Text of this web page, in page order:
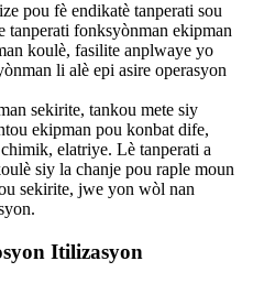
pou fè endikatè tanperati sou
tanperati fonksyònman ekipman
koulè, fasilite anplwaye yo
li alè epi asire operasyon
sekirite, tankou mete siy
ekipman pou konbat dife,
elatriye. Lè tanperati a
siy la chanje pou raple moun
sekirite, jwe yon wòl nan
Itilizasyon